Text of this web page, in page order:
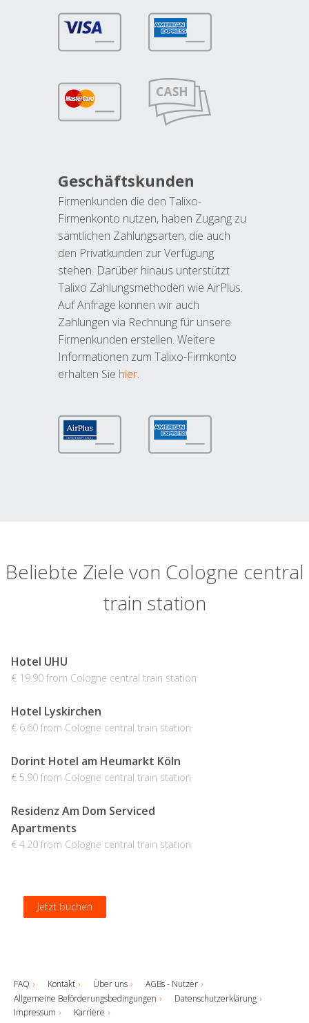
Geschäftskunden
Firmenkunden die den Talixo-
Firmenkonto nutzen, haben Zugang zu
sämtlichen Zahlungsarten, die auch
den Privatkunden zur Verfügung
stehen. Darüber hinaus unterstützt
Talixo Zahlungsmethoden wie AirPlus.
Auf Anfrage können wir auch
Zahlungen via Rechnung für unsere
Firmenkunden erstellen. Weitere
Informationen zum Talixo-Firmkonto
erhalten Sie hier.
Beliebte Ziele von Cologne central
train station
Hotel UHU
€ 19.90 from Cologne central train station
Jetzt buchen
Hotel Lyskirchen
€ 6.60 from Cologne central train station
Jetzt buchen
Dorint Hotel am Heumarkt Köln
€ 5.90 from Cologne central train station
Jetzt buchen
Residenz Am Dom Serviced
Apartments
€ 4.20 from Cologne central train station
Jetzt buchen
FAQ Kontakt Über uns
AGBs - Nutzer
Allgemeine Beförderungsbedingungen
Datenschutzerklärung
Impressum
Karriere